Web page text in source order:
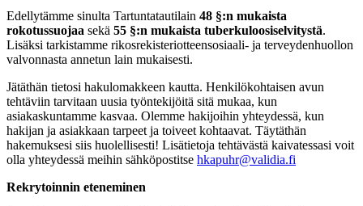
Edellytämme sinulta Tartuntatautilain 48 §:n mukaista
rokotussuojaa sekä 55 §:n mukaista tuberkuloosiselvitystä.
Lisäksi tarkistamme rikosrekisteriotteensosiaali- ja terveydenhuollon
valvonnasta annetun lain mukaisesti.
Jätäthän tietosi hakulomakkeen kautta. Henkilökohtaisen avun
tehtäviin tarvitaan uusia työntekijöitä sitä mukaa, kun
asiakaskuntamme kasvaa. Olemme hakijoihin yhteydessä, kun
hakijan ja asiakkaan tarpeet ja toiveet kohtaavat. Täytäthän
hakemuksesi siis huolellisesti! Lisätietoja tehtävästä kaivatessasi voit
olla yhteydessä meihin sähköpostitse hkapuhr@validia.fi
Rekrytoinnin eteneminen